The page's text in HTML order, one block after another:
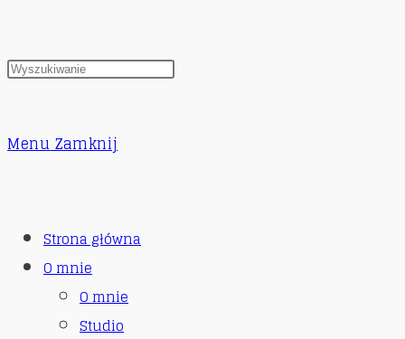
Menu Zamknij
Strona główna
O mnie
O mnie
Studio